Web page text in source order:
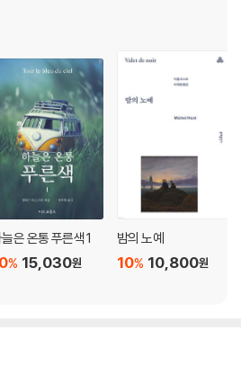
은 온통 푸른색 1
15,030원
%
밤의 노예
10,800원
10%